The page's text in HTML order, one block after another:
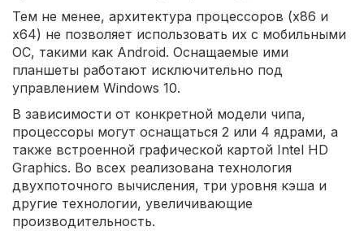
Тем не менее, архитектура процессоров (x86 и
x64) не позволяет использовать их с мобильными
ОС, такими как Android. Оснащаемые ими
планшеты работают исключительно под
управлением Windows 10.
В зависимости от конкретной модели чипа,
процессоры могут оснащаться 2 или 4 ядрами, а
также встроенной графической картой Intel HD
Graphics. Во всех реализована технология
двухпоточного вычисления, три уровня кэша и
другие технологии, увеличивающие
производительность.